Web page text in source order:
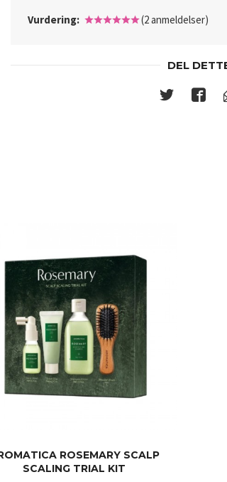
Scalp Scaling Shampoo 180ml
Vurdering: (2 anmeldelser)
DEL
ROSEMARY SCALP
SCALING TRIAL KIT